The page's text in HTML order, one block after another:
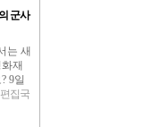
군사
는 새
재
9일
집국